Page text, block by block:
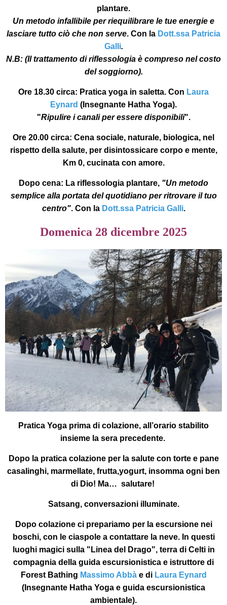
plantare.
Un metodo infallibile per riequilibrare le tue energie e
lasciare tutto ciò che non serve. Con la Dott.ssa Patricia
Galli.
N.B: (Il trattamento di riflessologia è compreso nel costo
del soggiorno).
Ore 18.30 circa: Pratica yoga in saletta. Con Laura
Eynard (Insegnante Hatha Yoga).
"Ripulire i canali per essere disponibili".
Ore 20.00 circa: Cena sociale, naturale, biologica, nel
rispetto della salute, per disintossicare corpo e mente,
Km 0, cucinata con amore.
Dopo cena: La riflessologia plantare, "Un metodo
semplice alla portata del quotidiano per ritrovare il tuo
centro". Con la Dott.ssa Patricia Galli.
Domenica 28 dicembre 2025
Pratica Yoga prima di colazione, all’orario stabilito
insieme la sera precedente.
Dopo la pratica colazione per la salute con torte e pane
casalinghi, marmellate, frutta,yogurt, insomma ogni ben
di Dio! Ma… salutare!
Satsang, conversazioni illuminate.
Dopo colazione ci prepariamo per la escursione nei
boschi, con le ciaspole a contattare la neve. In questi
luoghi magici sulla "Linea del Drago", terra di Celti in
compagnia della guida escursionistica e istruttore di
Forest Bathing Massimo Abbàe di Laura Eynard
(Insegnante Hatha Yoga e guida escursionistica
ambientale).